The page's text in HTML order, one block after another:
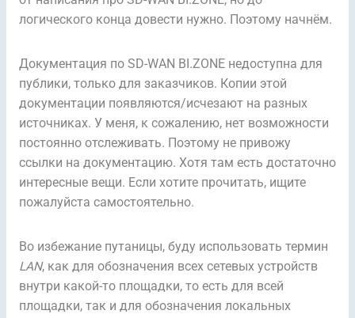
логического конца довести нужно. Поэтому начнём.
Документация по SD-WAN BI.ZONE недоступна для
публики, только для заказчиков. Копии этой
документации появляются/исчезают на разных
источниках. У меня, к сожалению, нет возможности
постоянно отслеживать. Поэтому не привожу
ссылки на документацию. Хотя там есть достаточно
интересные вещи. Если хотите прочитать, ищите
пожалуйста самостоятельно.
Во избежание путаницы, буду использовать термин
LAN, как для обозначения всех сетевых устройств
внутри какой-то площадки, то есть для всей
площадки, так и для обозначения локальных